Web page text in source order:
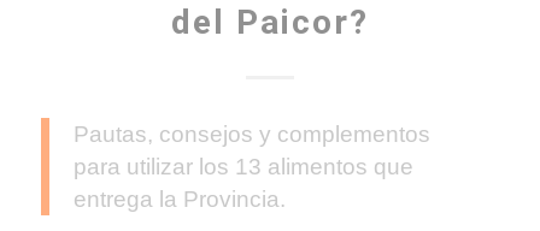
del Paicor?
Pautas, consejos y complementos
para utilizar los 13 alimentos que
entrega la Provincia.